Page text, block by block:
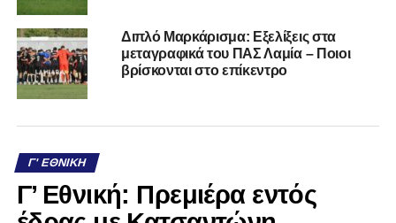
Διπλό Μαρκάρισμα: Εξελίξεις στα
μεταγραφικά του ΠΑΣ Λαμία – Ποιοι
βρίσκονται στο επίκεντρο
Γ' ΕΘΝΙΚΉ
Γ’ Εθνική: Πρεμιέρα εντός